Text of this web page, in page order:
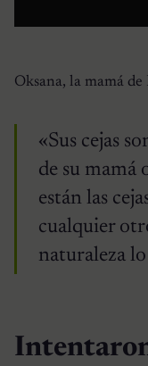
Oksana, la mamá
«Sus cejas
de su mamá
están las
cualquier
naturaleza